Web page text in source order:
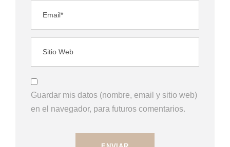
Guardar mis datos (nombre, email y sitio web)
en el navegador, para futuros comentarios.